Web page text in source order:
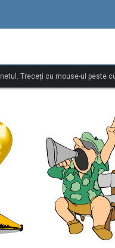
Treceți cu mouse-ul peste